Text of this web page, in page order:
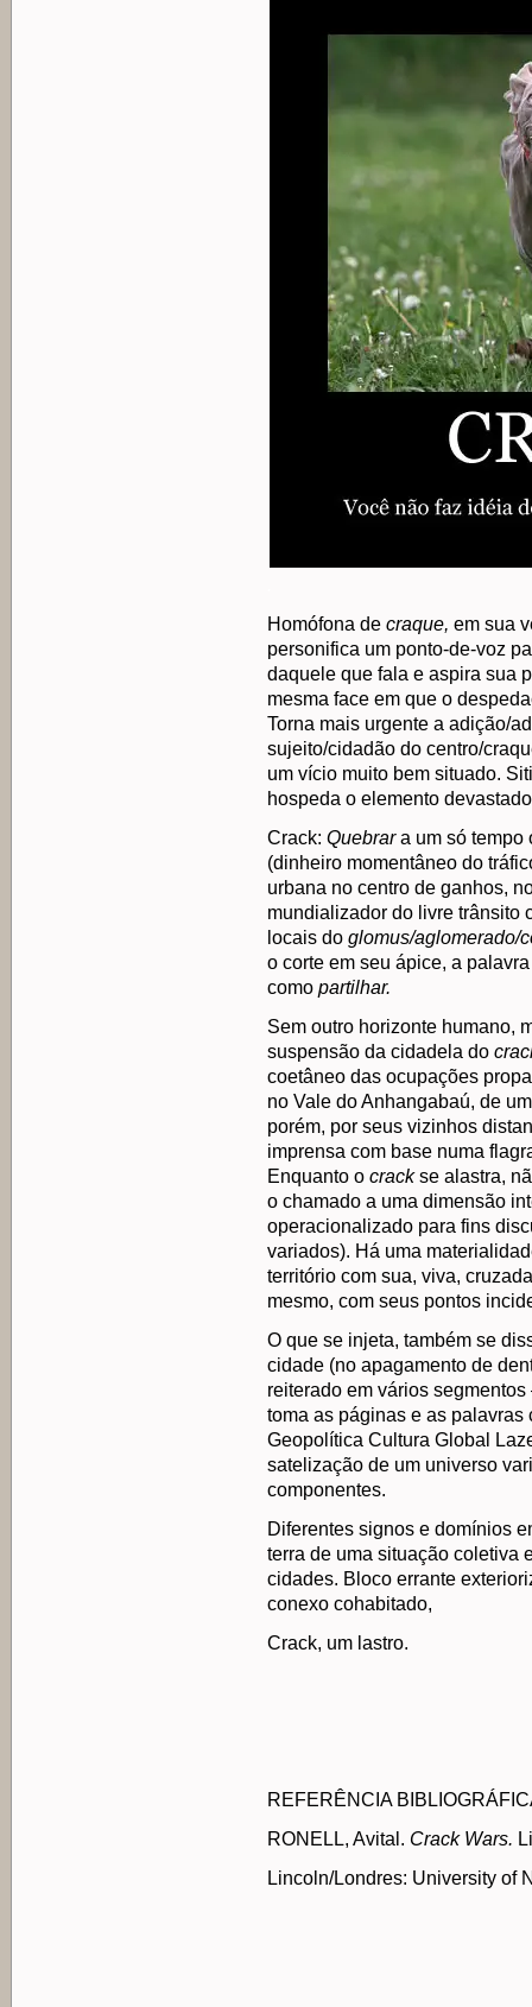
Homófona de craque, em sua
personifica um ponto-de-voz
daquele que fala e aspira sua
mesma face em que o
Torna mais urgente a adição/
sujeito/cidadão do centro/
um vício muito bem situado.
hospeda o elemento
Crack: Quebrara um só tempo
(dinheiro momentâneo do
urbana no centro de ganhos,
mundializador do livre trânsito
locais do glomus/aglomerado/
o corte em seu ápice, a
como partilhar.
Sem outro horizonte humano,
suspensão da cidadela do
coetâneo das ocupações
no Vale do Anhangabaú, de
porém, por seus vizinhos
imprensa com base numa
Enquanto o crackse alastra,
o chamado a uma dimensão
operacionalizado para fins
variados). Há uma
território com sua, viva,
mesmo, com seus pontos
O que se injeta, também se
cidade (no apagamento de
reiterado em vários
toma as páginas e as
Geopolítica Cultura Global
satelização de um universo
componentes.
Diferentes signos e domínios
terra de uma situação coletiva
cidades. Bloco errante
conexo cohabitado,
Crack, um lastro.
REFERÊNCIA
RONELL, Avital. Crack Wars.
Lincoln/Londres: University of